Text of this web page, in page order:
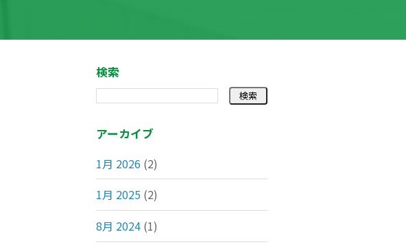
検索
アーカイブ
1月 2026 (2)
1月 2025 (2)
8月 2024 (1)